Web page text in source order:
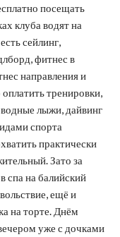
посещать
клуба водят на
сейлинг,
фитнес в
направления и
тренировки,
лыжи, дайвинг
спорта
практически
Зато за
спа на балийский
ещё и
на торте. Днём
уже с дочками